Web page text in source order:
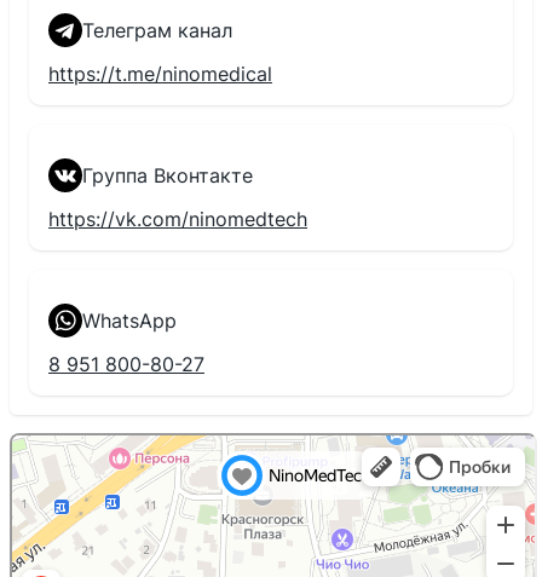
Телеграм канал
https://t.me/ninomedical
Группа Вконтакте
https://vk.com/ninomedtech
WhatsApp
8 951 800-80-27